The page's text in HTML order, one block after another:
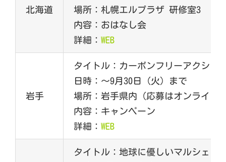
北海道
場所：札幌エルプラザ 研修室3
内容：おはなし会
詳細： WEB
岩手
タイトル：カーボンフリーアクショ
日時：〜9月30日（火）まで
場所：岩手県内（応募はオンライン
内容：キャンペーン
詳細： WEB
タイトル：地球に優しいマルシェ